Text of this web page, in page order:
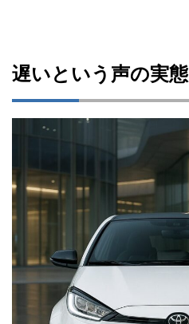
遅いという声の実態